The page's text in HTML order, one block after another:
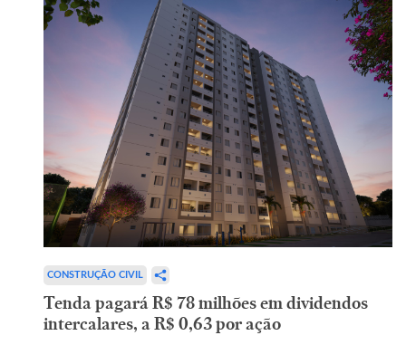
CONSTRUÇÃO CIVIL
Tenda pagará R$ 78 milhões em dividendos
intercalares, a R$ 0,63 por ação